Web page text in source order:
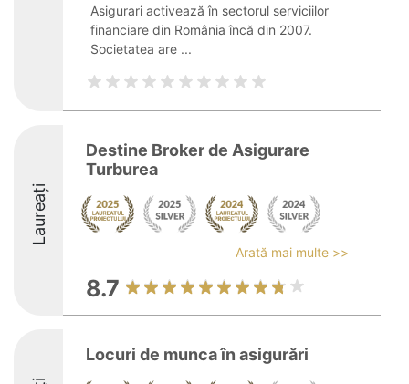
Asigurari activează în sectorul serviciilor
financiare din România încă din 2007.
Societatea are ...
Laureați
Destine Broker de Asigurare
Turburea
Arată mai multe >>
8.7
Locuri de munca în asigurări